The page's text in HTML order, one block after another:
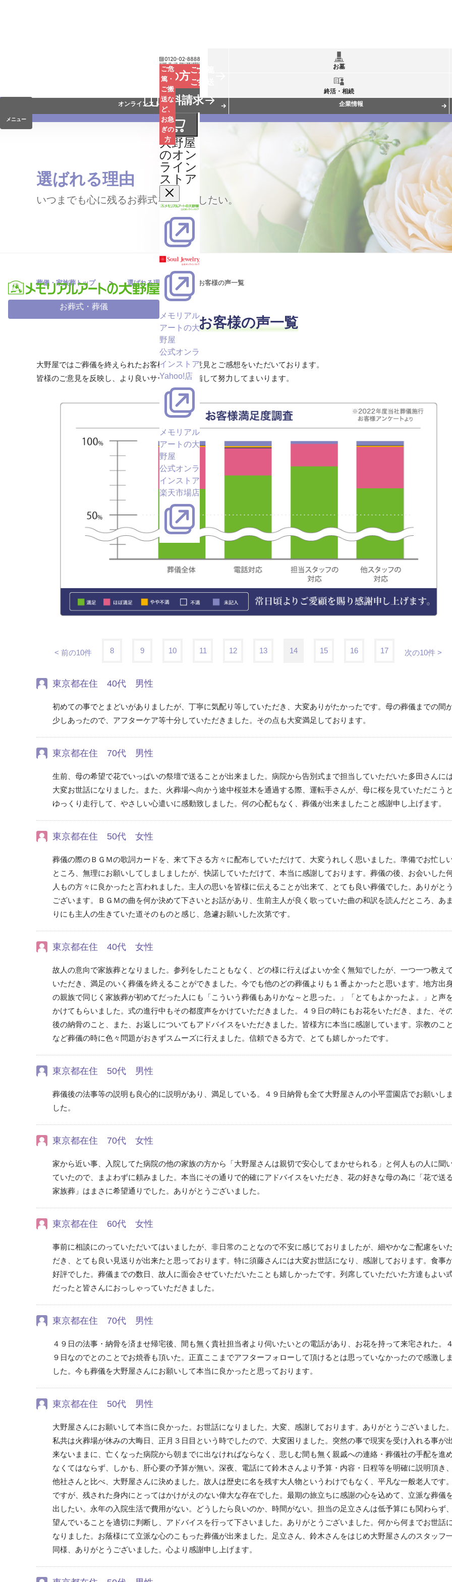
お葬式・葬儀
ご危
篤・
ご搬
送な
ど、
お急
ぎの
方
お急ぎの方ご危篤
ご搬送
資料請求
大野屋
のオン
ライン
ストア
メモリアル
アートの大
野屋
公式オンラ
インストア
Yahoo!店
メモリアル
アートの大
野屋
公式オンラ
インストア
楽天市場店
メニュー
お墓
終活・相続
オンラインストア
企業情報
選ばれる理由
いつまでも心に残るお葬式をお届けしたい。
葬儀・家族葬トップ 選ばれる理由 お客様の声一覧
お客様の声一覧
大野屋ではご葬儀を終えられたお客様から、ご意見とご感想をいただいております。
皆様のご意見を反映し、より良いサービスを目指して努力してまいります。
< 前の10件 8 9 10 11 12 13 14 15 16 17 次の10件 >
東京都在住 40代 男性
初めての事でとまどいがありましたが、丁寧に気配り等していただき、大変ありがたかったです。母の葬儀までの間
少しあったので、アフターケア等十分していただきました。その点も大変満足しております。
東京都在住 70代 男性
生前、母の希望で花でいっぱいの祭壇で送ることが出来ました。病院から告別式まで担当していただいた多田さんに
大変お世話になりました。また、火葬場へ向かう途中桜並木を通過する際、運転手さんが、母に桜を見ていただこうと
ゆっくり走行して、やさしい心遣いに感動致しました。何の心配もなく、葬儀が出来ましたこと感謝申し上げます。
東京都在住 50代 女性
葬儀の際のＢＧＭの歌詞カードを、来て下さる方々に配布していただけて、大変うれしく思いました。準備でお忙し
ところ、無理にお願いしてしましましたが、快諾していただけて、本当に感謝しております。葬儀の後、お会いした
人もの方々に良かったと言われました。主人の思いを皆様に伝えることが出来て、とても良い葬儀でした。ありがとう
ございます。ＢＧＭの曲を何か決めて下さいとお話があり、生前主人が良く歌っていた曲の和訳を読んだところ、あま
りにも主人の生きていた道そのものと感じ、急遽お願いした次第です。
東京都在住 40代 女性
故人の意向で家族葬となりました。参列をしたこともなく、どの様に行えばよいか全く無知でしたが、一つ一つ教えて
いただき、満足のいく葬儀を終えることができました。今でも他のどの葬儀よりも１番よかったと思います。地方出
の親族で同じく家族葬が初めてだった人にも「こういう葬儀もありかな～と思った。」「とてもよかったよ。」と声
かけてもらいました。式の進行中もその都度声をかけていただきました。４９日の時にもお花をいただき、また、そ
後の納骨のこと、また、お返しについてもアドバイスをいただきました。皆様方に本当に感謝しています。宗教のこと
など葬儀の時に色々問題がおきずスムーズに行えました。信頼できる方で、とても嬉しかったです。
東京都在住 50代 男性
葬儀後の法事等の説明も良心的に説明があり、満足している。４９日納骨も全て大野屋さんの小平霊園店でお願いしま
した。
東京都在住 70代 女性
家から近い事、入院してた病院の他の家族の方から「大野屋さんは親切で安心してまかせられる」と何人もの人に聞
ていたので、まよわずに頼みました。本当にその通りで的確にアドバイスをいただき、花の好きな母の為に「花で送る
家族葬」はまさに希望通りでした。ありがとうございました。
東京都在住 60代 女性
事前に相談にのっていただいてはいましたが、非日常のことなので不安に感じておりましたが、細やかなご配慮をいた
だき、とても良い見送りが出来たと思っております。特に須藤さんには大変お世話になり、感謝しております。食事
好評でした。葬儀までの数日、故人に面会させていただいたことも嬉しかったです。列席していただいた方達もよい
だったと皆さんにおっしゃっていただきました。
東京都在住 70代 男性
４９日の法事・納骨を済ませ帰宅後、間も無く貴社担当者より伺いたいとの電話があり、お花を持って来宅された。４
９日なのでとのことでお焼香も頂いた。正直ここまでアフターフォローして頂けるとは思っていなかったので感激しま
した。今も葬儀を大野屋さんにお願いして本当に良かったと思っております。
東京都在住 50代 男性
大野屋さんにお願いして本当に良かった。お世話になりました。大変、感謝しております。ありがとうございました。
私共は火葬場が休みの大晦日、正月３日目という時でしたので、大変困りました。突然の事で現実を受け入れる事が出
来ないままに、亡くなった病院から朝までに出なければならなく、悲しむ間も無く親戚への連絡・葬儀社の手配を進
なくてはならず、しかも、肝心要の予算が無い。深夜、電話にて鈴木さんより予算・内容・日程等を明確に説明頂き、
他社さんと比べ、大野屋さんに決めました。故人は歴史に名を残す大人物というわけでもなく、平凡な一般老人です。
ですが、残された身内にとってはかけがえのない偉大な存在でした。最期の旅立ちに感謝の心を込めて、立派な葬儀
出したい。永年の入院生活で費用がない。どうしたら良いのか、時間がない。担当の足立さんは低予算にも関わらず、
望んでいることを適切に判断し、アドバイスを行って下さいました。ありがとうございました。何から何までお世話に
なりました。お蔭様にて立派な心のこもった葬儀が出来ました。足立さん、鈴木さんをはじめ大野屋さんのスタッフ
同様、ありがとうございました。心より感謝申し上げます。